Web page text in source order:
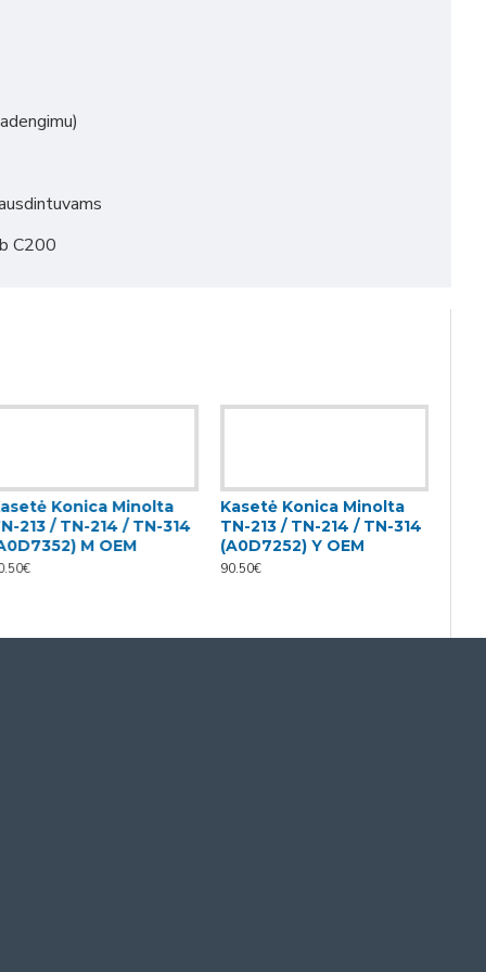
C200
Konica Minolta
213 / TN-214 / TN-314
M OEM
Kasetė Konica Minolta
TN-213 / TN-214 / TN-314
(A0D7252) Y OEM
90.50€